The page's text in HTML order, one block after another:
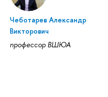
Чеботарев Александр
Викторович
профессор ВШЮА